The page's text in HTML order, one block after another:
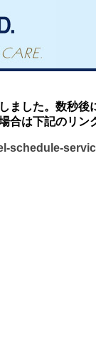
ました。数秒後
合は下記のリン
schedule-